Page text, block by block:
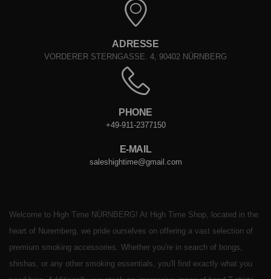
ADRESSE
VORDERER STERNGASSE. 4, 90402 NÜRNBERG
PHONE
+49-911-2377150
E-MAIL
saleshightime@gmail.com
Welcome to High Time NÜRNBERG! At High Time Shop, located in the
heart of Nuremberg, we pride ourselves on offering a vast selection of
premium smoking accessories. Whether you're in search of bongs,
shishas, or any other smoking essentials, you'll find exactly what you